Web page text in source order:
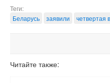
Теги:
Беларусь
заявили четвертая
Читайте также: